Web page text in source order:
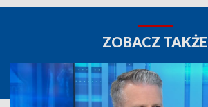
ZOBACZ TAKŻE